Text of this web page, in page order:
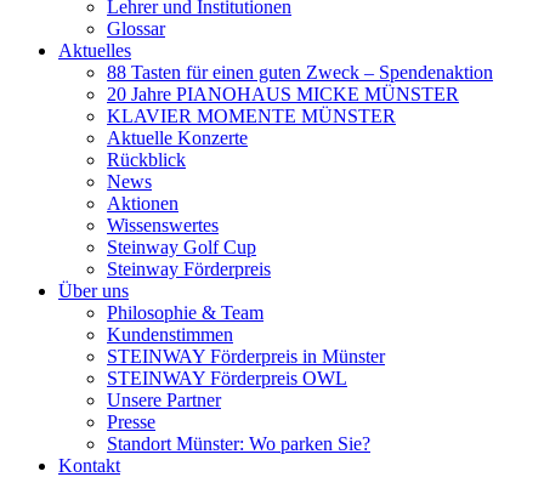
Lehrer und Institutionen
Glossar
Aktuelles
88 Tasten für einen guten Zweck – Spendenaktion
20 Jahre PIANOHAUS MICKE MÜNSTER
KLAVIER MOMENTE MÜNSTER
Aktuelle Konzerte
Rückblick
News
Aktionen
Wissenswertes
Steinway Golf Cup
Steinway Förderpreis
Über uns
Philosophie & Team
Kundenstimmen
STEINWAY Förderpreis in Münster
STEINWAY Förderpreis OWL
Unsere Partner
Presse
Standort Münster: Wo parken Sie?
Kontakt